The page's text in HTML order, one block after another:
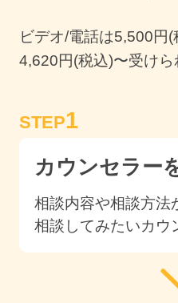
ビデオ/電話は5,500円
4,620円(税込)〜受けら
STEP1
カウンセラー
相談内容や相談方法
相談してみたいカウ